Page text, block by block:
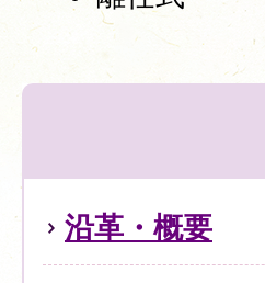
沿革・概要